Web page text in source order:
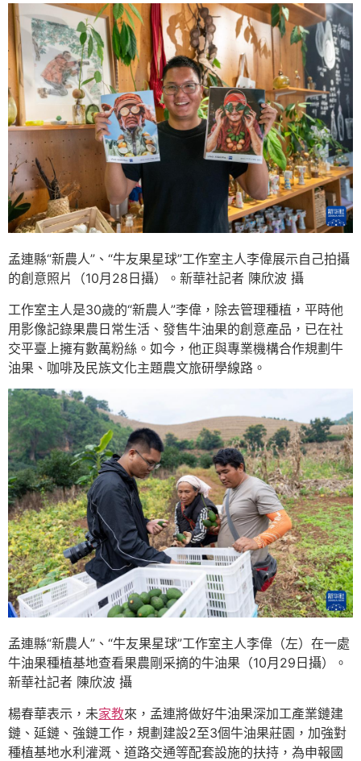
孟連縣“新農人”、“牛友果星球”工作室主人李偉展示自己拍攝
的創意照片（10月28日攝）。新華社記者 陳欣波 攝
工作室主人是30歲的“新農人”李偉，除去管理種植，平時他
用影像記錄果農日常生活、發售牛油果的創意產品，已在社
交平臺上擁有數萬粉絲。如今，他正與專業機構合作規劃牛
油果、咖啡及民族文化主題農文旅研學線路。
孟連縣“新農人”、“牛友果星球”工作室主人李偉（左）在一處
牛油果種植基地查看果農剛采摘的牛油果（10月29日攝）。
新華社記者 陳欣波 攝
楊春華表示，未家教來，孟連將做好牛油果深加工產業鏈建
鏈、延鏈、強鏈工作，規劃建設2至3個牛油果莊園，加強對
種植基地水利灌溉、道路交通等配套設施的扶持，為申報國